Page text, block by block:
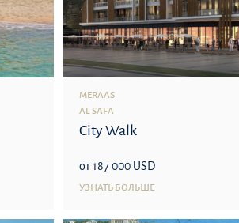
MERAAS
AL SAFA
City Walk
от 187 000 USD
УЗНАТЬ БОЛЬШЕ